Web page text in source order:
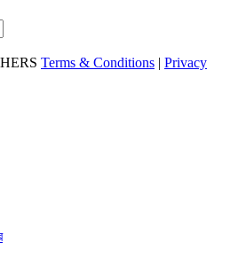
Terms & Conditions | Privacy